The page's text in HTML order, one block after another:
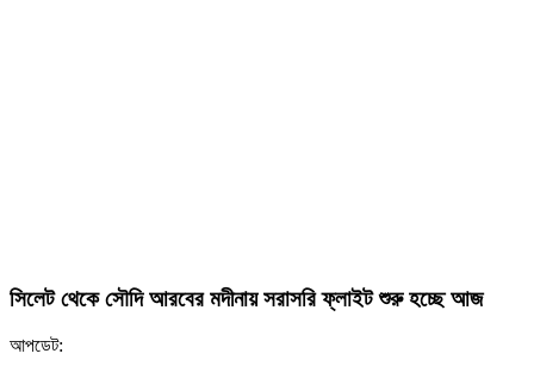
সিলেট থেকে সৌদি আরবের মদীনায় সরাসরি ফ্লাইট শুরু হচ্ছে আজ
আপডেট: